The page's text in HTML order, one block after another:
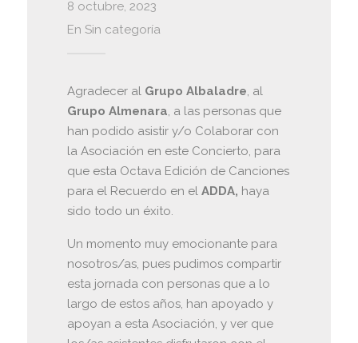
8 octubre, 2023
En Sin categoría
Agradecer al Grupo Albaladre , al
Grupo Almenara , a las personas que
han podido asistir y/o Colaborar con
la Asociación en este Concierto, para
que esta Octava Edición de Canciones
para el Recuerdo en el ADDA, haya
sido todo un éxito.
Un momento muy emocionante para
nosotros/as, pues pudimos compartir
esta jornada con personas que a lo
largo de estos años, han apoyado y
apoyan a esta Asociación, y ver que